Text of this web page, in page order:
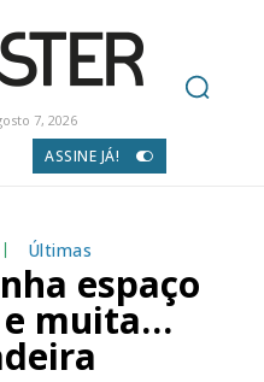
7, 2026
ASSINE JÁ!
Últimas
espaço
e muita…